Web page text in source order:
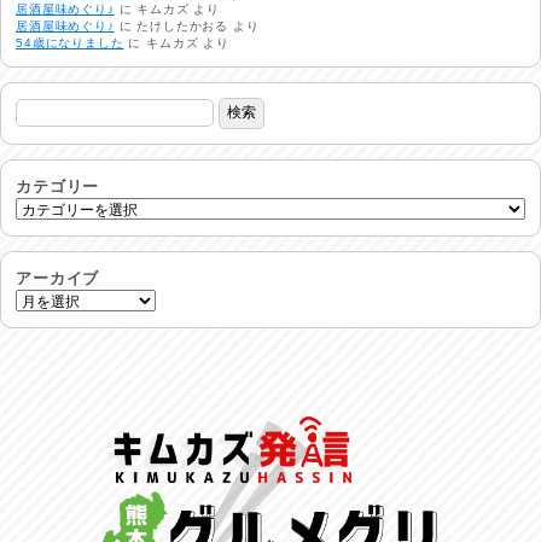
非常時には…
2026/08/01
生活支援情報
2026/07/31
24時間体制
命を守る行動を…
2026/07/29
呑めや喋れや！
2026/07/26
居酒屋味めぐり♪
に キムカズ より
居酒屋味めぐり♪
にたけしたかおる
より
54歳になりました に キムカズ より
カテゴリー
アーカイブ